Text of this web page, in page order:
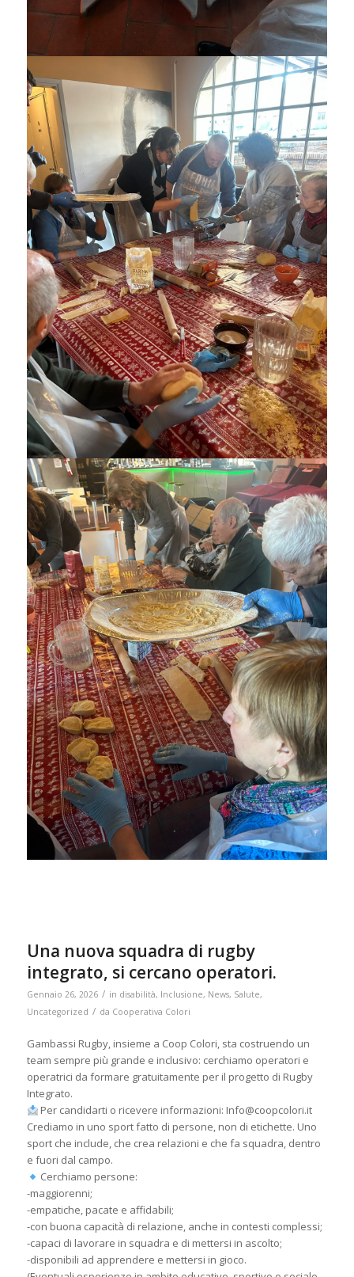
Una nuova squadra di rugby
integrato, si cercano operatori.
Gennaio 26, 2026 / in disabilità, Inclusione, News, Salute,
Uncategorized / da Cooperativa Colori
Gambassi Rugby, insieme a Coop Colori, sta costruendo un
team sempre più grande e inclusivo: cerchiamo operatori e
operatrici da formare gratuitamente per il progetto di Rugby
Integrato.
Per candidarti o ricevere informazioni: Info@coopcolori.it
Crediamo in uno sport fatto di persone, non di etichette. Uno
sport che include, che crea relazioni e che fa squadra, dentro
e fuori dal campo.
Cerchiamo persone:
-maggiorenni;
-empatiche, pacate e affidabili;
-con buona capacità di relazione, anche in contesti complessi;
-capaci di lavorare in squadra e di mettersi in ascolto;
-disponibili ad apprendere e mettersi in gioco.